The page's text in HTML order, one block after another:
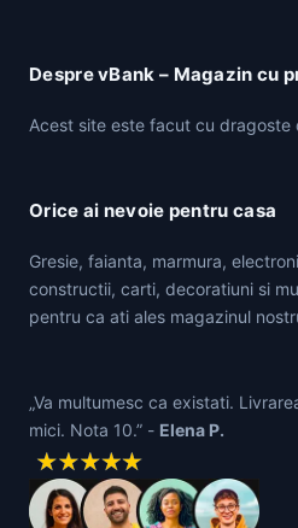
Despre vBank – Magazin cu
Acest site este facut cu dragoste
Orice ai nevoie pentru casa
Gresie, faianta, marmura,
constructii, carti, decoratiuni si
pentru ca ati ales magazinul
„Va multumesc ca existati.
mici. Nota 10.” - Elena P.